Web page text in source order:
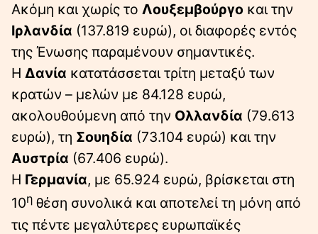
Ακόμη και χωρίς το Λουξεμβούργο και την
Ιρλανδία (137.819 ευρώ), οι διαφορές εντός
της Ένωσης παραμένουν σημαντικές.
Η Δανία κατατάσσεται τρίτη μεταξύ των
κρατών – μελών με 84.128 ευρώ,
ακολουθούμενη από την Ολλανδία (79.613
ευρώ), τη Σουηδία (73.104 ευρώ) και την
Αυστρία (67.406 ευρώ).
Η Γερμανία, με 65.924 ευρώ, βρίσκεται στη
10η θέση συνολικά και αποτελεί τη μόνη από
τις πέντε μεγαλύτερες ευρωπαϊκές